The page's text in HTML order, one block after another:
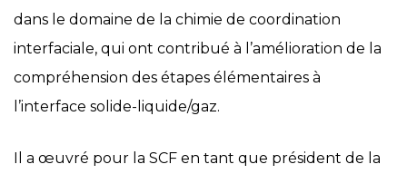
dans le domaine de la chimie de coordination
interfaciale, qui ont contribué à l’amélioration de la
compréhension des étapes élémentaires à
l’interface solide-liquide/gaz.
Il a œuvré pour la SCF en tant que président de la